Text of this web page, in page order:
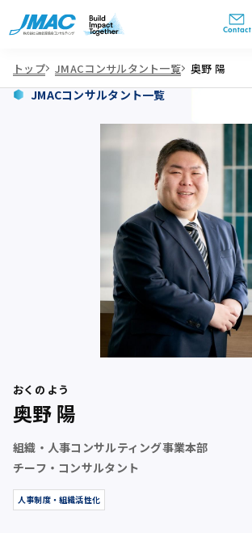
Contact
トップ JMACコンサルタント一覧 奥野 陽
奥野 陽
おくの よう
組織・人事コンサルティング事業本部
チーフ・コンサルタント
人事制度・組織活性化
JMACコンサルタント一覧